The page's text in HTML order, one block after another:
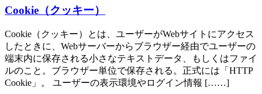
Cookie（クッキー）
Cookie（クッキー）とは、ユーザーがWebサイトにアクセス
したときに、Webサーバーからブラウザー経由でユーザーの
端末内に保存される小さなテキストデータ、もしくはファイ
ルのこと。ブラウザー単位で保存される。正式には「HTTP
Cookie」。 ユーザーの表示環境やログイン情報 [……]